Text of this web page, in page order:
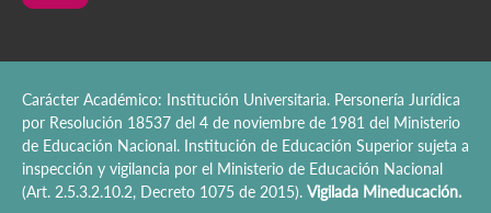
Carácter Académico: Institución Universitaria. Personería Jurídica
por Resolución 18537 del 4 de noviembre de 1981 del Ministerio
de Educación Nacional. Institución de Educación Superior sujeta a
inspección y vigilancia por el Ministerio de Educación Nacional
(Art. 2.5.3.2.10.2, Decreto 1075 de 2015). Vigilada Mineducación.